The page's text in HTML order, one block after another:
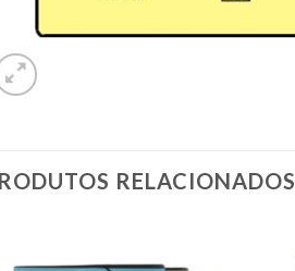
RELACIONADOS